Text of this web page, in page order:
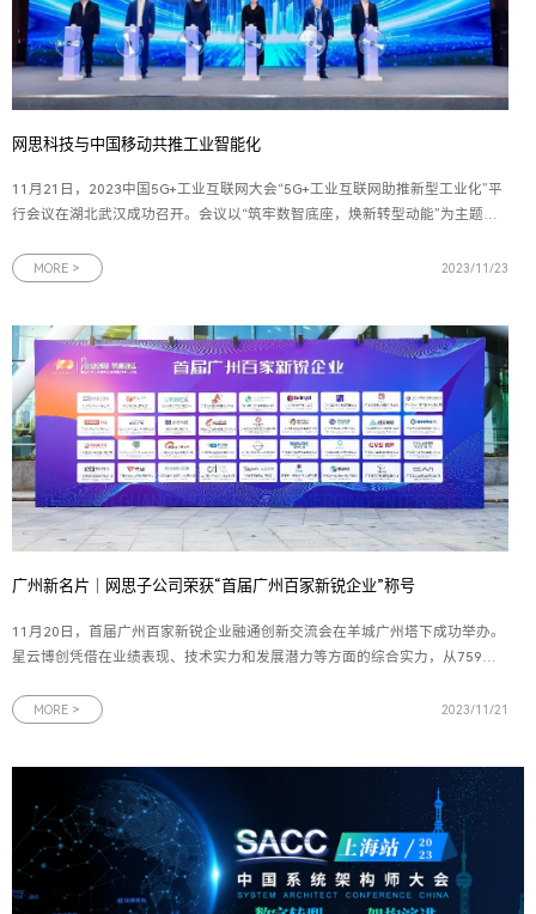
网思科技与中国移动共推工业智能化
11月21日，2023中国5G+工业互联网大会“5G+工业互联网助推新型工业化”平
行会议在湖北武汉成功召开。会议以“筑牢数智底座，焕新转型动能”为主题，
集团有限公司承办。网思科技受邀出席会议，与工信部、湖北省政府、中国移
MORE > 2023/11/23
广州新名片｜网思子公司荣获“首届广州百家新锐企业”称号
11月20日，首届广州百家新锐企业融通创新交流会在羊城广州塔下成功举办。
星云博创凭借在业绩表现、技术实力和发展潜力等方面的综合实力，从759家
旗下聚焦信息安全赛道的成员企业，星云博创获此殊荣，充分体现了广州政府
MORE > 2023/11/21